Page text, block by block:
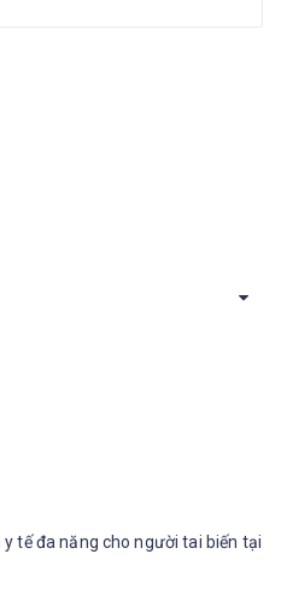
y tế đa năng cho người tai biến tại